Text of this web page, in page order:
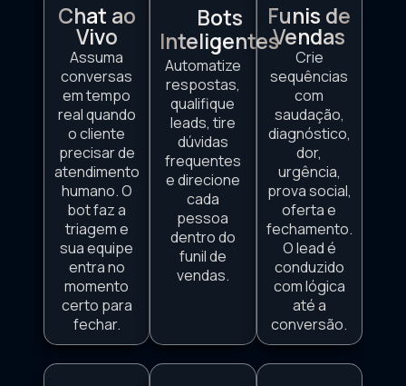
Chat ao
Vivo
Assuma
conversas
em tempo
real quando
o cliente
precisar de
atendimento
humano. O
bot faz a
triagem e
sua equipe
entra no
momento
certo para
fechar.
Bots
Inteligentes
Automatize
respostas,
qualifique
leads, tire
dúvidas
frequentes
e direcione
cada
pessoa
dentro do
funil de
vendas.
Funis de
Vendas
Crie
sequências
com
saudação,
diagnóstico,
dor,
urgência,
prova social,
oferta e
fechamento.
O lead é
conduzido
com lógica
até a
conversão.